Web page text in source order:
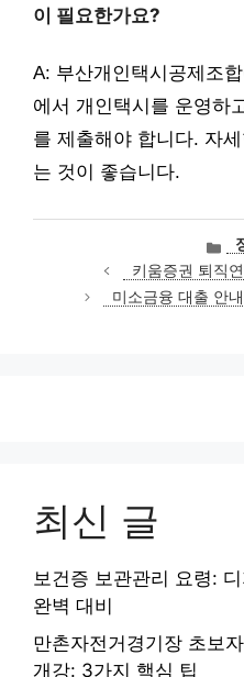
이 필요한가요?
A: 부산개인택시공제조
에서 개인택시를 운영하
를 제출해야 합니다. 자
는 것이 좋습니다.
카
테
고
리
키움증권 퇴직
미소금융 대출 안
최신 글
보건증 보관관리 요령:
완벽 대비
만촌자전거경기장 초보
개강: 3가지 핵심 팁